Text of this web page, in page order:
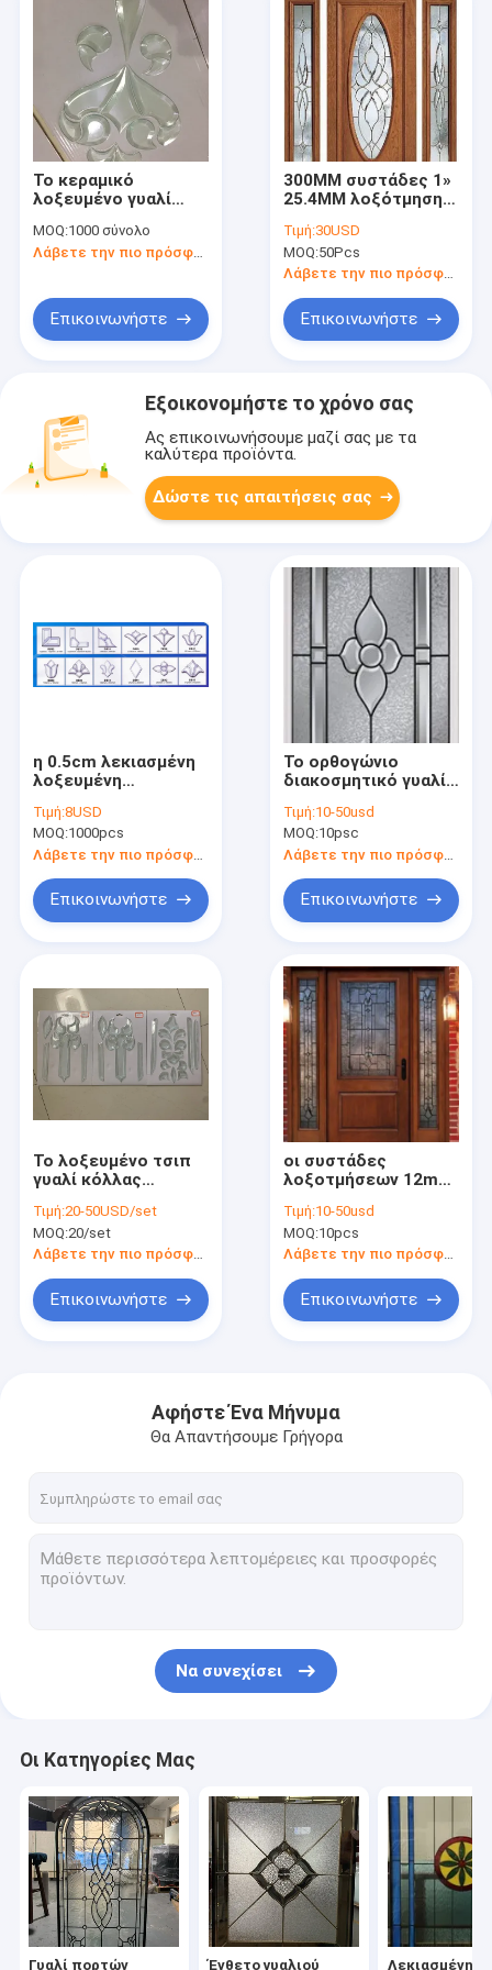
Γύρος εργοστασίων
Λεκιασμένη επιτροπή γυαλιού
Ένθετα πορτών επεξεργασμένου σιδήρου
Τυφλοί μεταξύ του γυαλιού
Το κεραμικό
λοξευμένο γυαλί
συγκεντρώνεται τα
λεκιασμένα κομμάτια
MOQ:1000 σύνολο
Λάβετε την πιο πρόσφατη τιμή
Επικοινωνήστε
300MM συστάδες 1»
25.4MM λοξότμησης
για την ξύλινη
διακόσμηση πορτών
Τιμή:30USD
MOQ:50Pcs
Λάβετε την πιο πρόσφατη τιμή
Επικοινωνήστε
Εξοικονομήστε το χρόνο σας
Ας επικοινωνήσουμε μαζί σας με τα
καλύτερα προϊόντα.
Δώστε τις απαιτήσεις σας
η 0.5cm λεκιασμένη
λοξευμένη
συστάδων γυαλιού
θέτει διαφανές
Upscale
Τιμή:8USD
MOQ:1000pcs
Λάβετε την πιο πρόσφατη τιμή
Επικοινωνήστε
Το ορθογώνιο
διακοσμητικό γυαλί
περπάτησε το
τρόχισμα 1000mm
IGCC
Τιμή:10-50usd
MOQ:10psc
Επικοινωνήστε
Το λοξευμένο τσιπ
γυαλί κόλλας
εξαιρετικά σαφή ημι
έλλειψη 5MM 6MM
Τιμή:20-50USD/set
MOQ:20/set
Λάβετε την πιο πρόσφατη τιμή
Επικοινωνήστε
οι συστάδες
λοξοτμήσεων 12mm
λεκιασμένο γυαλί
συγκεντρώνονται τη
γυαλισμένη
πόρτα
Τιμή:10-50usd
MOQ:10pcs
Λάβετε την πιο πρόσφατη τιμή
Επικοινωνήστε
Αφήστε Ένα Μήνυμα
Θα Απαντήσουμε Γρήγορα
Να συνεχίσει
Οι Κατηγορίες Μας
Γυαλί πορτών Ένθετο γυαλιού Λεκιασμένη